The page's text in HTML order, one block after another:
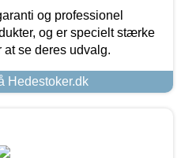
og professionel
og er specielt stærke
at se deres udvalg.
Hedestoker.dk